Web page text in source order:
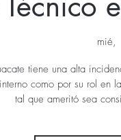
mié,
tiene una alta
como por su rol en
tal que ameritó sea